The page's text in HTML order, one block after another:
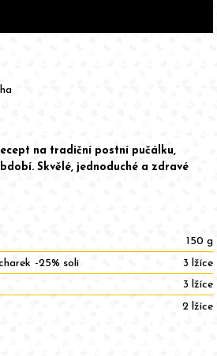
na tradiční postní pučálku,
Skvělé, jednoduché a zdravé
150 g
-25% soli
3 lžíce
3 lžíce
2 lžíce